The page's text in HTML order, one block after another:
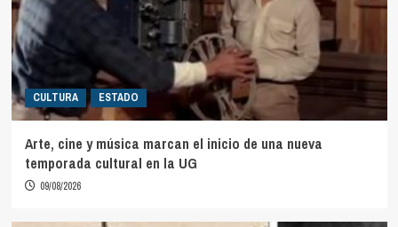
CULTURA ESTADO
Arte, cine y música marcan el inicio de una nueva
temporada cultural en la UG
09/08/2026